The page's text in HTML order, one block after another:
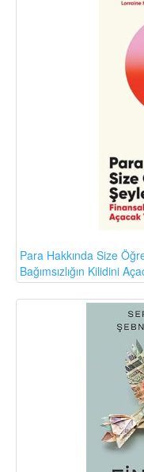
Para Hakkında Size
Bağımsızlığın Kilidini